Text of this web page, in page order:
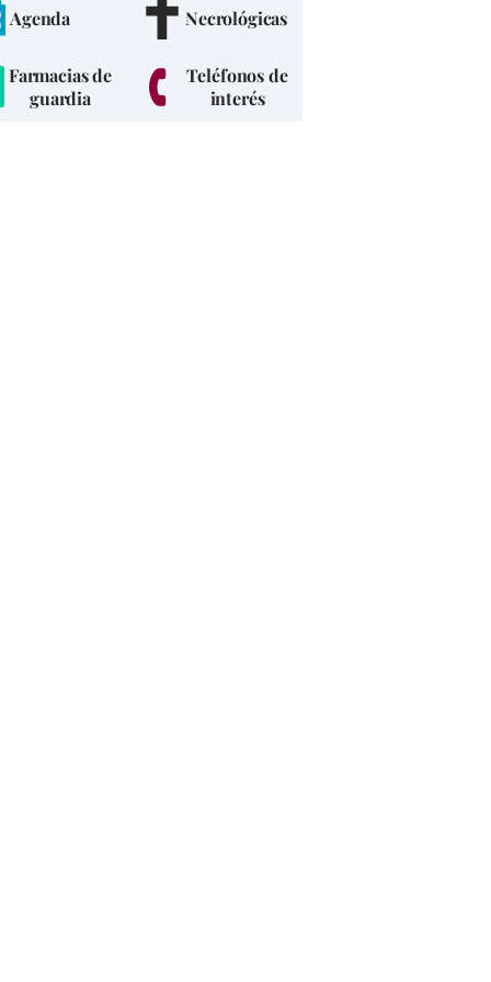
Agenda Necrológicas
Farmacias de
guardia
Teléfonos de
interés